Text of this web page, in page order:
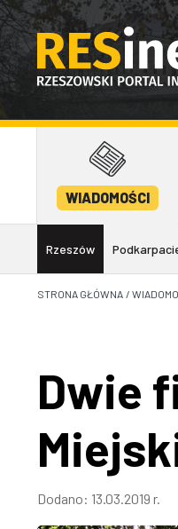
WIADOMOŚCI
Rzeszów
STRONA GŁÓWNA /
Dwie
Dodano: 13.03.2019 r.